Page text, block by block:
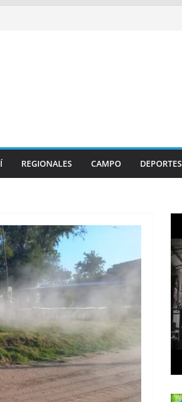
REGIONALES CAMPO DEPORTES